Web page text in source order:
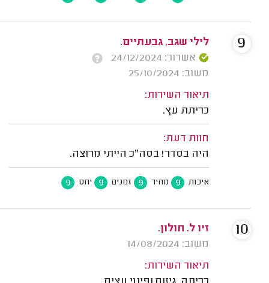
לילי שגב, גבעתיים.
אשרור: 24/12/2024
משוב: 25/10/2024
תיאור השירות:
כריתת עץ.
חוות דעת:
היה בסדר! בסה"כ הייתי מרוצה.
איכות 9 מחיר 9 זמנים 9 יחס 9
9
זיו ל. חולון.
משוב: 14/08/2024
תיאור השירות:
10